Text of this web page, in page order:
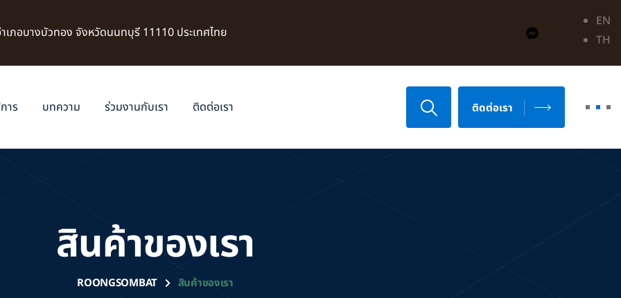
เภอบางบัวทอง จังหวัดนนทบุรี 11110 ประเทศไทย
EN
TH
าร บทความ ร่วมงานกับเรา ติดต่อเรา ติดต่อเรา
สินค้าของเรา
ROONGSOMBAT สินค้าของเรา